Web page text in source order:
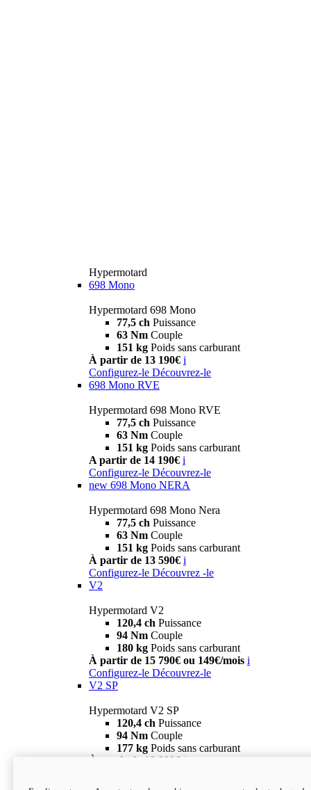
Hypermotard
698 Mono
Hypermotard 698 Mono
77,5 ch Puissance
63 Nm Couple
151 kg Poids sans carburant
À partir de 13 190€ i
Configurez-le Découvrez-le
698 Mono RVE
Hypermotard 698 Mono RVE
77,5 ch Puissance
63 Nm Couple
151 kg Poids sans carburant
A partir de 14 190€ i
Configurez-le Découvrez-le
new 698 Mono NERA
Hypermotard 698 Mono Nera
77,5 ch Puissance
63 Nm Couple
151 kg Poids sans carburant
À partir de 13 590€ i
Configurez-le Découvrez -le
V2
Hypermotard V2
120,4 ch Puissance
94 Nm Couple
180 kg Poids sans carburant
À partir de 15 790€ ou 149€/mois i
Configurez-le Découvrez-le
V2 SP
Hypermotard V2 SP
120,4 ch Puissance
94 Nm Couple
177 kg Poids sans carburant
À partir de 19 990€ i
new
V2 SP 100